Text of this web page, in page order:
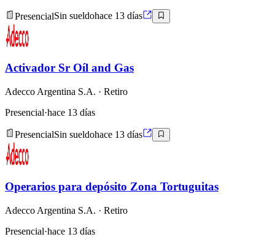
PresencialSin sueldohace 13 días
Activador Sr Oíl and Gas
Adecco Argentina S.A. · Retiro
Presencial·hace 13 días
PresencialSin sueldohace 13 días
Operarios para depósito Zona Tortuguitas
Adecco Argentina S.A. · Retiro
Presencial·hace 13 días